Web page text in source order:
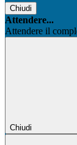
Chiudi
Attendere...
Attendere il
Chiudi